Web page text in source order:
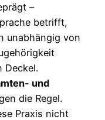
–
betrifft,
unabhängig von
Deckel.
und
die Regel.
Praxis nicht